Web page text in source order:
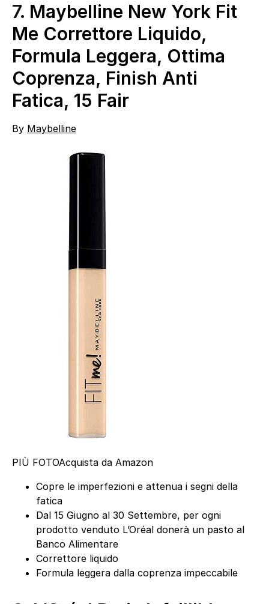
7. Maybelline New York Fit
Me Correttore Liquido,
Formula Leggera, Ottima
Coprenza, Finish Anti
Fatica, 15 Fair
By Maybelline
PIÙ FOTOAcquista da Amazon
Copre le imperfezioni e attenua i segni della
fatica
Dal 15 Giugno al 30 Settembre, per ogni
prodotto venduto L’Oréal donerà un pasto al
Banco Alimentare
Correttore liquido
Formula leggera dalla coprenza impeccabile